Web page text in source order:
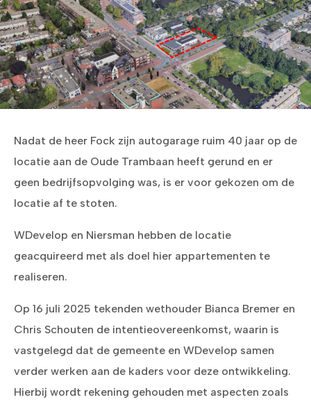
Nadat de heer Fock zijn autogarage ruim 40 jaar op de
locatie aan de Oude Trambaan heeft gerund en er
geen bedrijfsopvolging was, is er voor gekozen om de
locatie af te stoten.
WDevelop en Niersman hebben de locatie
geacquireerd met als doel hier appartementen te
realiseren.
Op 16 juli 2025 tekenden wethouder Bianca Bremer en
Chris Schouten de intentieovereenkomst, waarin is
vastgelegd dat de gemeente en WDevelop samen
verder werken aan de kaders voor deze ontwikkeling.
Hierbij wordt rekening gehouden met aspecten zoals